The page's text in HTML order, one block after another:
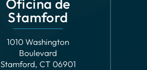
Oficina de
Stamford
1010 Washington
Boulevard
Stamford, CT 06901